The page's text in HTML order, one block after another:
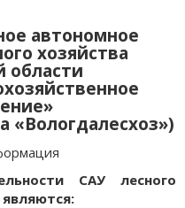
автономное
хозяйства
области
«Вологдалесхоз»)
САУ лесного